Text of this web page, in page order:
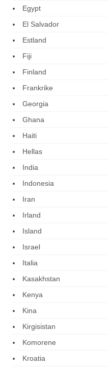
Egypt
El Salvador
Estland
Fiji
Finland
Frankrike
Georgia
Ghana
Haiti
Hellas
India
Indonesia
Iran
Irland
Island
Israel
Italia
Kasakhstan
Kenya
Kina
Kirgisistan
Komorene
Kroatia